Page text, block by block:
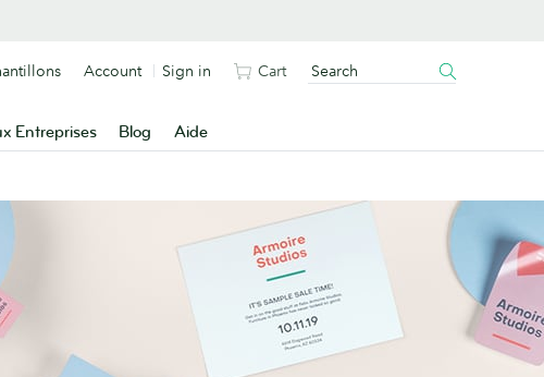
Entreprises Blog Aide
Account Sign in Cart